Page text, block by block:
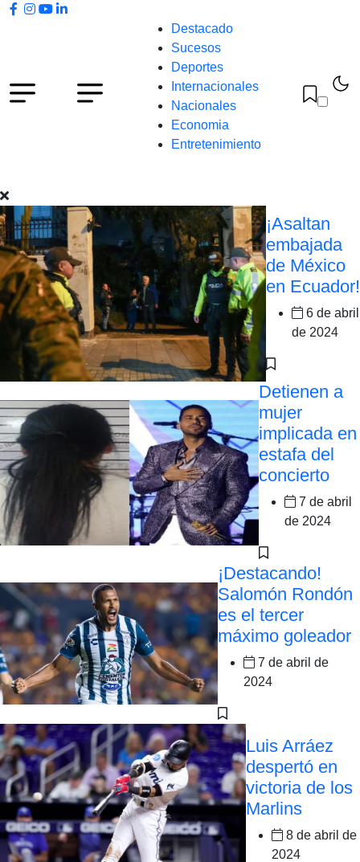
Destacado
Sucesos
Deportes
Internacionales
Nacionales
Economia
Entretenimiento
¡Asaltan
embajada
de México
en Ecuador!
6 de abril
de 2024
Detienen a
mujer
implicada en
estafa del
concierto
7 de abril
de 2024
¡Destacando!
Salomón Rondón
es el tercer
máximo goleador
7 de abril de
2024
Luis Arráez
despertó en
victoria de los
Marlins
8 de abril de
2024